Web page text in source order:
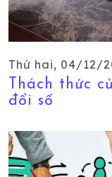
Thứ hai, 04/12/
Thách thức
đổi số